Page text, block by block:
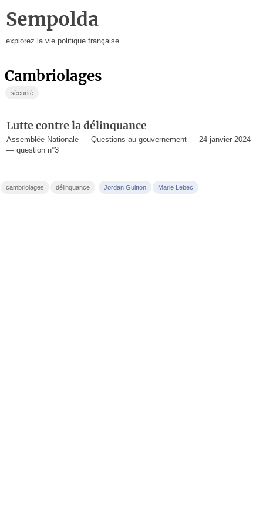
Sempolda
explorez la vie politique française
cambriolages
sécurité
Lutte contre la délinquance
Assemblée Nationale — Questions au gouvernement — 24 janvier 2024
— question n°3
cambriolages délinquance Jordan Guitton Marie Lebec